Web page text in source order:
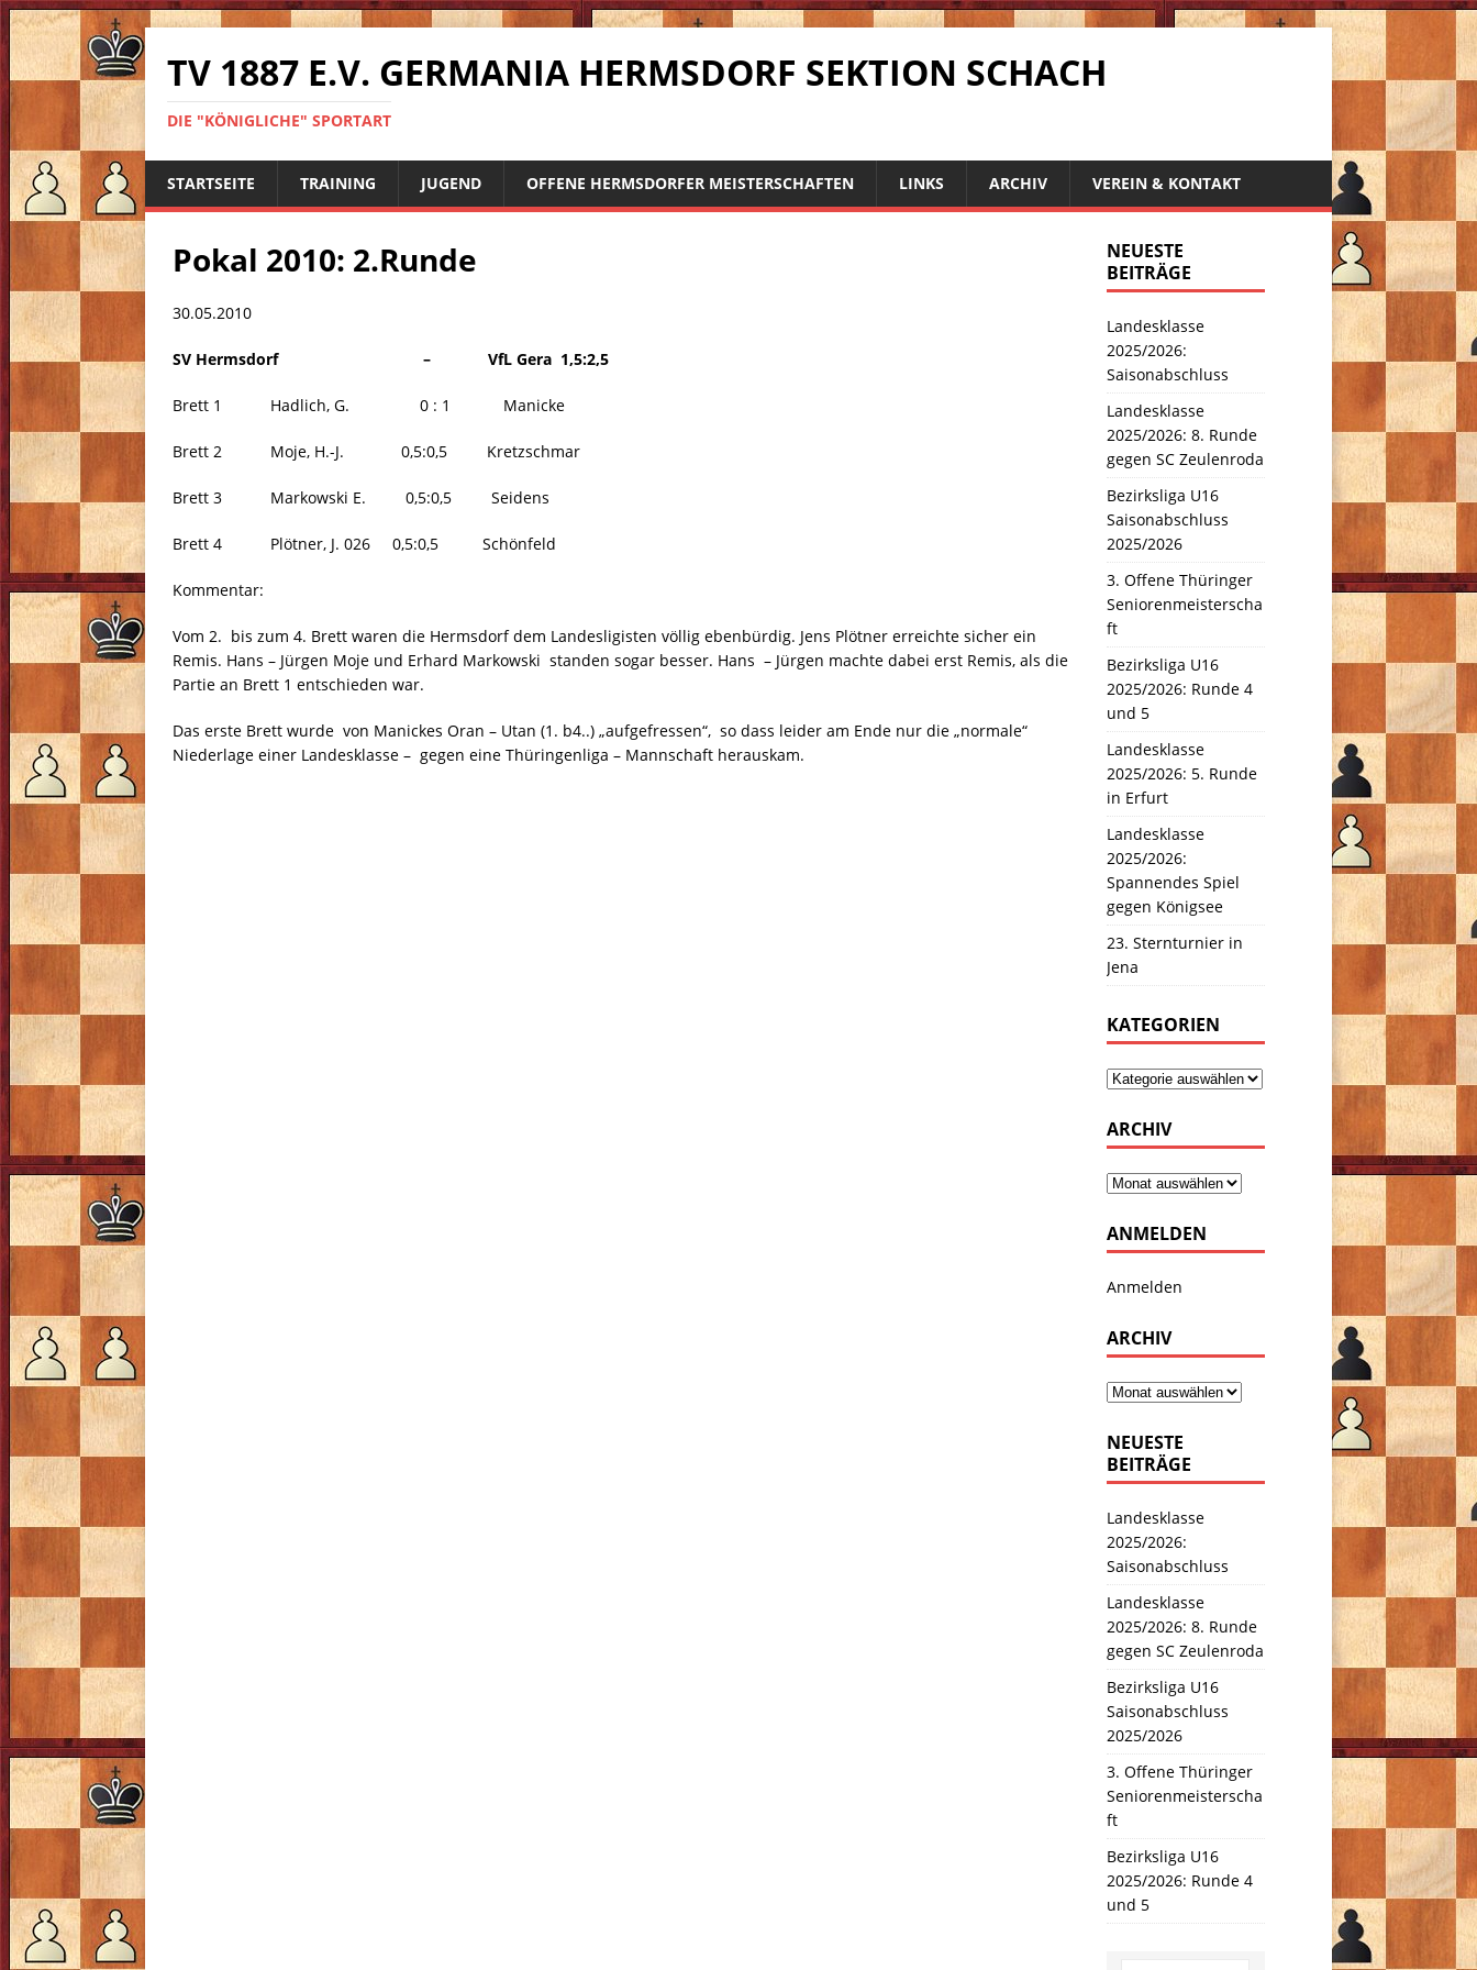
TV 1887 E.V. GERMANIA HERMSDORF SEKTION SCHACH
DIE "KÖNIGLICHE" SPORTART
STARTSEITE TRAINING JUGEND OFFENE HERMSDORFER MEISTERSCHAFTEN LINKS ARCHIV VEREIN & KONTAKT
Pokal 2010: 2.Runde
30.05.2010
SV Hermsdorf – VfL Gera 1,5:2,5
Brett 1 Hadlich, G. 0 : 1 Manicke
Brett 2 Moje, H.-J. 0,5:0,5 Kretzschmar
Brett 3 Markowski E. 0,5:0,5 Seidens
Brett 4 Plötner, J. 026 0,5:0,5 Schönfeld
Kommentar:
Vom 2. bis zum 4. Brett waren die Hermsdorf dem Landesligisten völlig ebenbürdig. Jens Plötner erreichte sicher ein
Remis. Hans – Jürgen Moje und Erhard Markowski standen sogar besser. Hans – Jürgen machte dabei erst Remis, als die
Partie an Brett 1 entschieden war.
Das erste Brett wurde von Manickes Oran – Utan (1. b4..) „aufgefressen“, so dass leider am Ende nur die „normale“
Niederlage einer Landesklasse – gegen eine Thüringenliga – Mannschaft herauskam.
NEUESTE
BEITRÄGE
Landesklasse
2025/2026:
Saisonabschluss
Landesklasse
2025/2026: 8. Runde
gegen SC Zeulenroda
Bezirksliga U16
Saisonabschluss
2025/2026
3. Offene Thüringer
Seniorenmeisterscha
ft
Bezirksliga U16
2025/2026: Runde 4
und 5
Landesklasse
2025/2026: 5. Runde
in Erfurt
Landesklasse
2025/2026:
Spannendes Spiel
gegen Königsee
23. Sternturnier in
Jena
KATEGORIEN
ARCHIV
ANMELDEN
Anmelden
ARCHIV
NEUESTE
BEITRÄGE
Landesklasse
2025/2026:
Saisonabschluss
Landesklasse
2025/2026: 8. Runde
gegen SC Zeulenroda
Bezirksliga U16
Saisonabschluss
2025/2026
3. Offene Thüringer
Seniorenmeisterscha
ft
Bezirksliga U16
2025/2026: Runde 4
und 5